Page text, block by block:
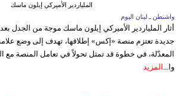
الملياردير الأميركي إيلون ماسك
واشنطن ـ لبنان اليوم
أثار الملياردير الأميركي إيلون ماسك موجة من الجدل
جديدة تعتزم منصة «إكس» إطلاقها، تهدف إلى وضع
المعدّلة، في خطوة قد تمثل تحولاً في تعامل المنصة مع
وا... المزيد